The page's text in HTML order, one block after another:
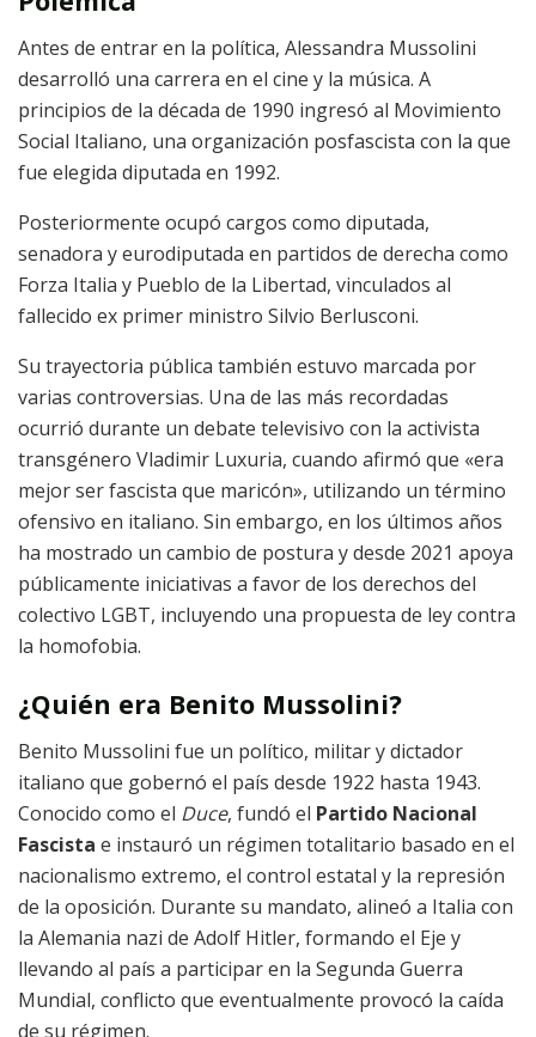
Antes de entrar en la política, Alessandra Mussolini
desarrolló una carrera en el cine y la música. A
principios de la década de 1990 ingresó al Movimiento
Social Italiano, una organización posfascista con la que
fue elegida diputada en 1992.
Posteriormente ocupó cargos como diputada,
senadora y eurodiputada en partidos de derecha como
Forza Italia y Pueblo de la Libertad, vinculados al
fallecido ex primer ministro Silvio Berlusconi.
Su trayectoria pública también estuvo marcada por
varias controversias. Una de las más recordadas
ocurrió durante un debate televisivo con la activista
transgénero Vladimir Luxuria, cuando afirmó que «era
mejor ser fascista que maricón», utilizando un término
ofensivo en italiano. Sin embargo, en los últimos años
ha mostrado un cambio de postura y desde 2021 apoya
públicamente iniciativas a favor de los derechos del
colectivo LGBT, incluyendo una propuesta de ley contra
la homofobia.
¿Quién era Benito Mussolini?
Benito Mussolini fue un político, militar y dictador
italiano que gobernó el país desde 1922 hasta 1943.
Conocido como el Duce, fundó el Partido Nacional
Fascista e instauró un régimen totalitario basado en el
nacionalismo extremo, el control estatal y la represión
de la oposición. Durante su mandato, alineó a Italia con
la Alemania nazi de Adolf Hitler, formando el Eje y
llevando al país a participar en la Segunda Guerra
Mundial, conflicto que eventualmente provocó la caída
de su régimen.